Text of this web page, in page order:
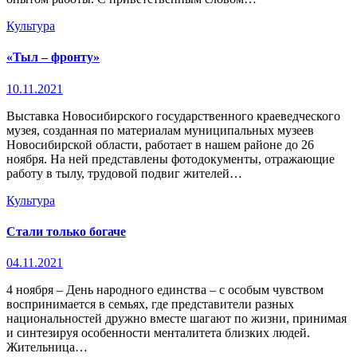
Культура
«Тыл – фронту»
10.11.2021
Выставка Новосибирского государственного краеведческого
музея, созданная по материалам муниципальных музеев
Новосибирской области, работает в нашем районе до 26
ноября. На ней представлены фотодокументы, отражающие
работу в тылу, трудовой подвиг жителей…
Культура
Стали только богаче
04.11.2021
4 ноября – День народного единства – с особым чувством
воспринимается в семьях, где представители разных
национальностей дружно вместе шагают по жизни, принимая
и синтезируя особенности менталитета близких людей.
Жительница…